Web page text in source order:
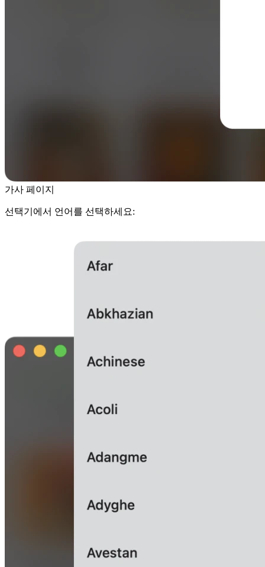
가사 페이지
선택기에서 언어를 선택하세요: